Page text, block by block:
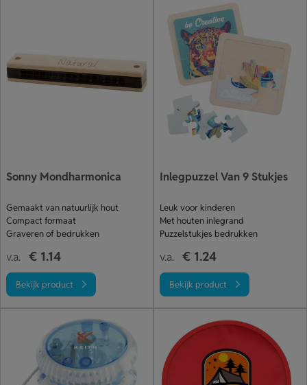
Sonny Mondharmonica
Gemaakt van natuurlijk hout
Compact formaat
Graveren of bedrukken
v.a. € 1.14
Bekijk product
Inlegpuzzel Van 9 Stukjes
Leuk voor kinderen
Met houten inlegrand
Puzzelstukjes bedrukken
v.a. € 1.24
Bekijk product